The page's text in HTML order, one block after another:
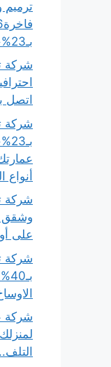
ترميم
بـ23%خصم اتصل الان
شركة
اتصل
شركة
أنواع
شركة
على
شركة
شركة